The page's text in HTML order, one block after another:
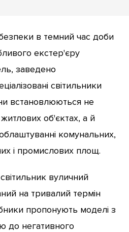
в темний час доби
екстер'єру
заведено
світильники
встановлюються не
об'єктах, а й
комунальних,
і промислових площ.
вуличний
на тривалий термін
пропонують моделі з
до негативного